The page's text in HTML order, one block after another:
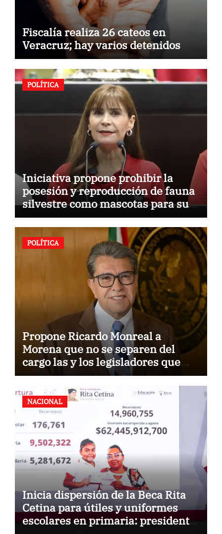
Fiscalía realiza 26 cateos en
Veracruz; hay varios detenidos
POLÍTICA
Iniciativa propone prohibir la
posesión y reproducción de fauna
silvestre como mascotas para su
comercialización
POLÍTICA
Propone Ricardo Monreal a
Morena que no se separen del
cargo las y los legisladores que
quieren reelegirse
NACIONAL
Inicia dispersión de la Beca Rita
Cetina para útiles y uniformes
escolares en primaria: presidenta